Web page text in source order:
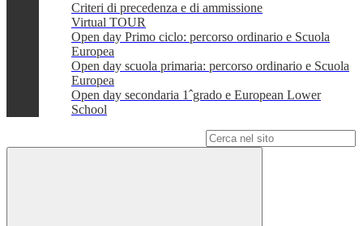
Criteri di precedenza e di ammissione
Virtual TOUR
Open day Primo ciclo: percorso ordinario e Scuola
Europea
Open day scuola primaria: percorso ordinario e Scuola
Europea
Open day secondaria 1ˆgrado e European Lower
School